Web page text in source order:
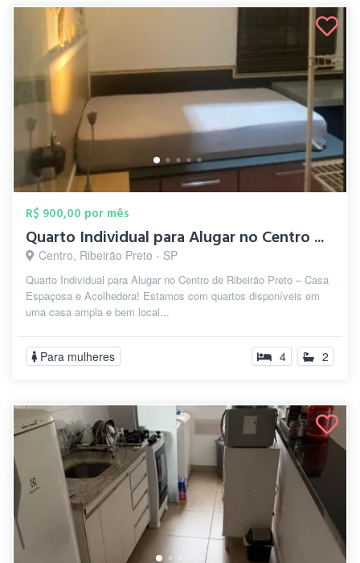
R$ 900,00 por mês
Quarto Individual para Alugar no Centro ...
Centro, Ribeirão Preto - SP
Quarto Individual para Alugar no Centro de Ribeirão Preto – Casa
Espaçosa e Acolhedora! Estamos com quartos disponíveis em
uma casa ampla e bem local...
Para mulheres 4 2